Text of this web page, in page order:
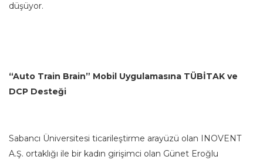
düşüyor.
“Auto Train Brain” Mobil Uygulamasına TÜBİTAK ve
DCP Desteği
Sabancı Üniversitesi ticarileştirme arayüzü olan INOVENT
A.Ş. ortaklığı ile bir kadın girişimci olan Günet Eroğlu